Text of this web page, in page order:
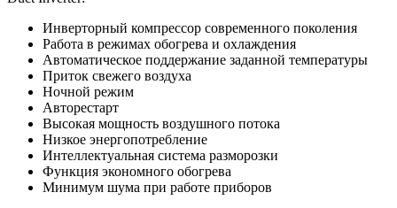
Инверторный компрессор современного поколения
Работа в режимах обогрева и охлаждения
Автоматическое поддержание заданной температуры
Приток свежего воздуха
Ночной режим
Авторестарт
Высокая мощность воздушного потока
Низкое энергопотребление
Интеллектуальная система разморозки
Функция экономного обогрева
Минимум шума при работе приборов